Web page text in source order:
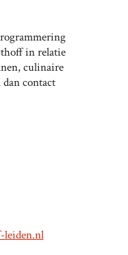
in relatie
culinaire
contact
leiden.nl